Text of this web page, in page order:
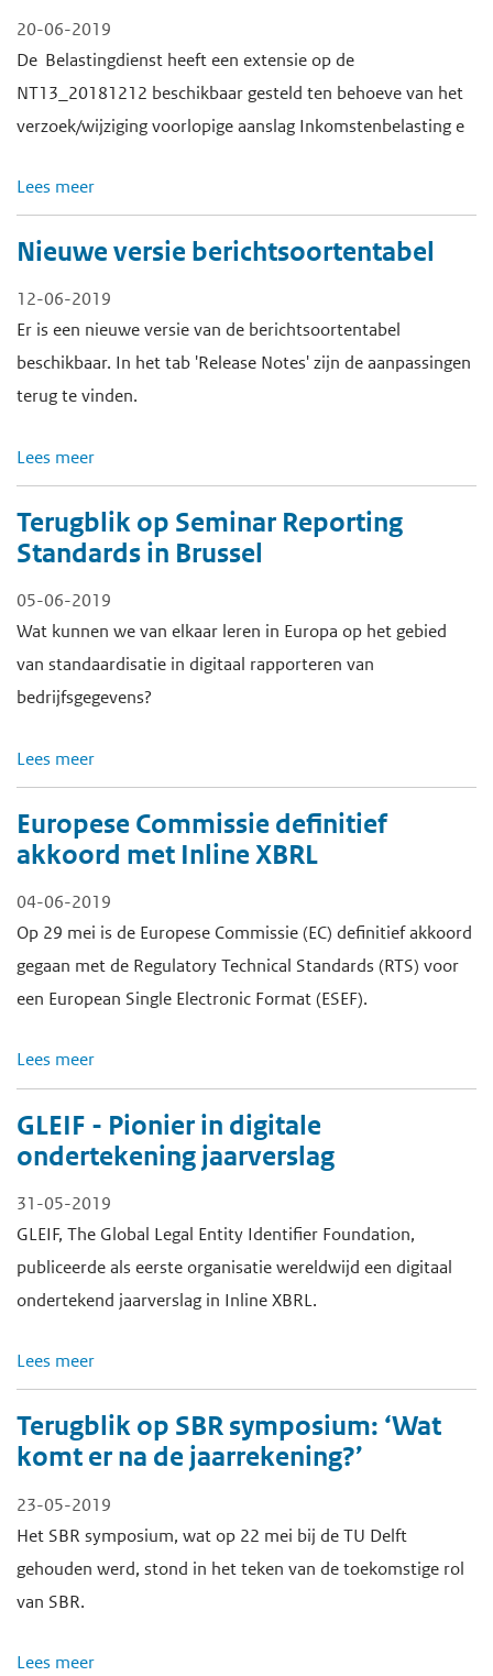
20-06-2019
De Belastingdienst heeft een extensie op de
NT13_20181212 beschikbaar gesteld ten behoeve van het
verzoek/wijziging voorlopige aanslag Inkomstenbelasting e
Lees meer
Nieuwe versie berichtsoortentabel
12-06-2019
Er is een nieuwe versie van de berichtsoortentabel
beschikbaar. In het tab 'Release Notes' zijn de aanpassingen
terug te vinden.
Lees meer
Terugblik op Seminar Reporting
Standards in Brussel
05-06-2019
Wat kunnen we van elkaar leren in Europa op het gebied
van standaardisatie in digitaal rapporteren van
bedrijfsgegevens?
Lees meer
Europese Commissie definitief
akkoord met Inline XBRL
04-06-2019
Op 29 mei is de Europese Commissie (EC) definitief akkoord
gegaan met de Regulatory Technical Standards (RTS) voor
een European Single Electronic Format (ESEF).
Lees meer
GLEIF - Pionier in digitale
ondertekening jaarverslag
31-05-2019
GLEIF, The Global Legal Entity Identifier Foundation,
publiceerde als eerste organisatie wereldwijd een digitaal
ondertekend jaarverslag in Inline XBRL.
Lees meer
Terugblik op SBR symposium: ‘Wat
komt er na de jaarrekening?’
23-05-2019
Het SBR symposium, wat op 22 mei bij de TU Delft
gehouden werd, stond in het teken van de toekomstige rol
van SBR.
Lees meer